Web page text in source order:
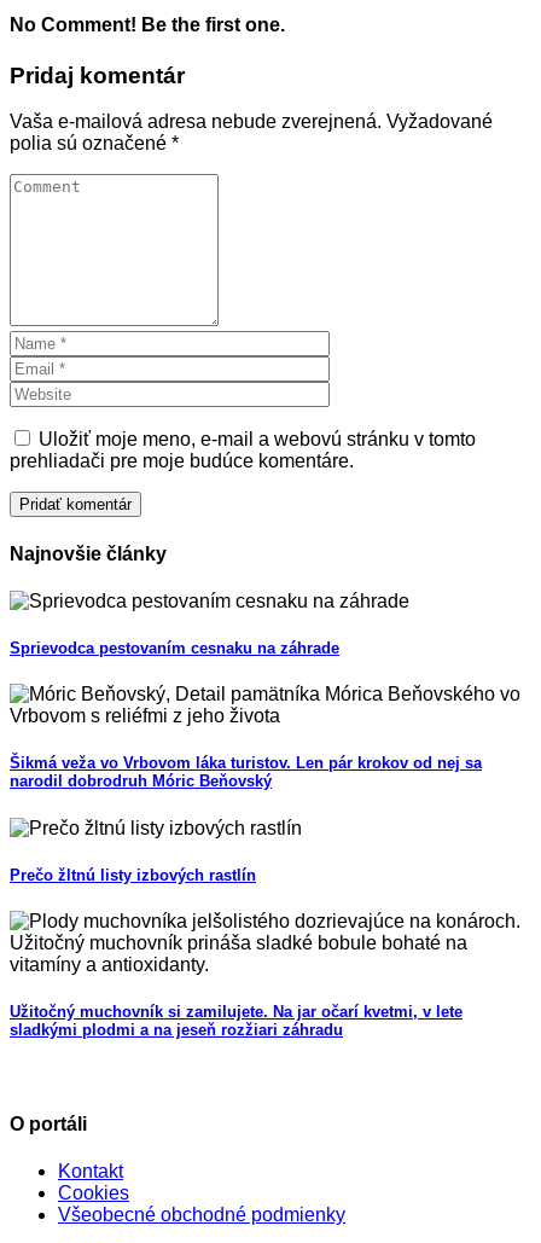
No Comment! Be the first one.
Pridaj komentár
Vaša e-mailová adresa nebude zverejnená. Vyžadované
polia sú označené *
Uložiť moje meno, e-mail a webovú stránku v tomto
prehliadači pre moje budúce komentáre.
Najnovšie články
Sprievodca pestovaním cesnaku na záhrade
Šikmá veža vo Vrbovom láka turistov. Len pár krokov od nej sa
narodil dobrodruh Móric Beňovský
Prečo žltnú listy izbových rastlín
Užitočný muchovník si zamilujete. Na jar očarí kvetmi, v lete
sladkými plodmi a na jeseň rozžiari záhradu
O portáli
Kontakt
Cookies
Všeobecné obchodné podmienky